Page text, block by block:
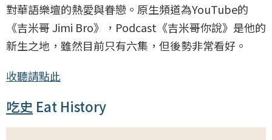
對華語樂壇的熱愛與眷戀。原生頻道為YouTube的
《吉米哥 Jimi Bro》，Podcast《吉米哥你說》是他的
新生之地，雖然目前只有六集，但後勢非常看好。
收聽請點此
吃史 Eat History